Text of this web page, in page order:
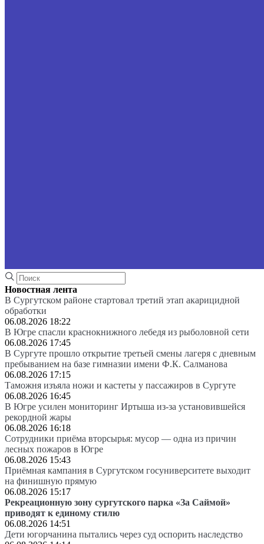
Новостная лента
В Сургутском районе стартовал третий этап акарицидной
обработки
06.08.2026 18:22
В Югре спасли краснокнижного лебедя из рыболовной сети
06.08.2026 17:45
В Сургуте прошло открытие третьей смены лагеря с дневным
пребыванием на базе гимназии имени Ф.К. Салманова
06.08.2026 17:15
Таможня изъяла ножи и кастеты у пассажиров в Сургуте
06.08.2026 16:45
В Югре усилен мониторинг Иртыша из-за установившейся
рекордной жары
06.08.2026 16:18
Сотрудники приёма вторсырья: мусор — одна из причин
лесных пожаров в Югре
06.08.2026 15:43
Приёмная кампания в Сургутском госуниверситете выходит
на финишную прямую
06.08.2026 15:17
Рекреационную зону сургутского парка «За Саймой»
приводят к единому стилю
06.08.2026 14:51
Дети югорчанина пытались через суд оспорить наследство